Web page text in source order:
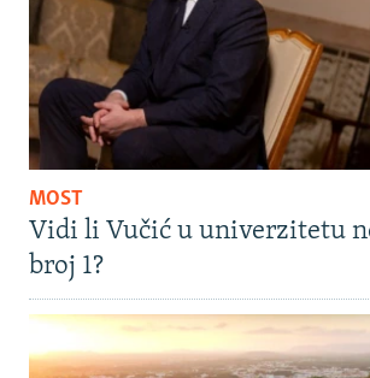
MOST
Vidi li Vučić u univerzitetu
broj 1?